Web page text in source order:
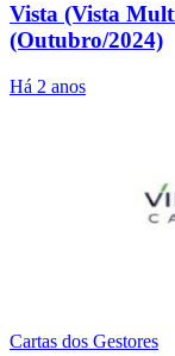
Vista (Vista
(Outubro/2024)
Há 2 anos
Cartas dos Gestores